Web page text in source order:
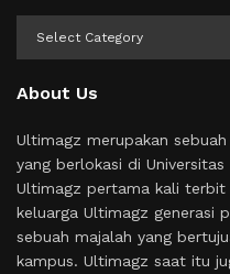
About Us
Ultimagz merupakan
yang berlokasi di
Ultimagz pertama kali
keluarga Ultimagz generasi
sebuah majalah yang
kampus. Ultimagz saat itu